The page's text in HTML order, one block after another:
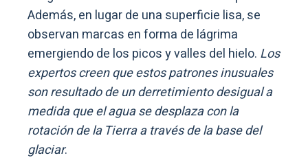
Además, en lugar de una superficie lisa, se
observan marcas en forma de lágrima
emergiendo de los picos y valles del hielo. Los
expertos creen que estos patrones inusuales
son resultado de un derretimiento desigual a
medida que el agua se desplaza con la
rotación de la Tierra a través de la base del
glaciar.